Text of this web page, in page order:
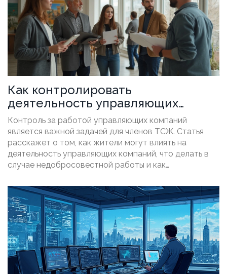
Как контролировать
деятельность управляющих
компаний в ТСЖ?
Контроль за работой управляющих компаний
является важной задачей для членов ТСЖ. Статья
расскажет о том, как жители могут влиять на
деятельность управляющих компаний, что делать в
случае недобросовестной работы и как
Читатели также узнают о методах мониторинга и
доступных инструментах контроля. Это поможет
сделать жизнь в многоквартирных домах более
комфортной и прозрачной.